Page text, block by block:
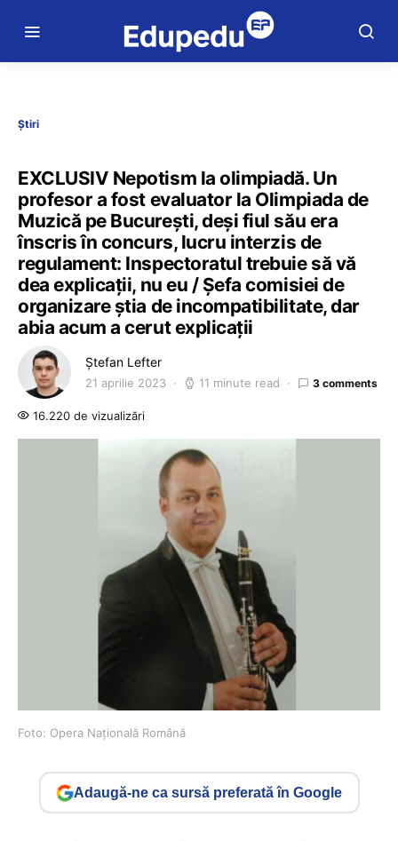
Știri
EXCLUSIV Nepotism la olimpiadă. Un
profesor a fost evaluator la Olimpiada de
Muzică pe București, deși fiul său era
înscris în concurs, lucru interzis de
regulament: Inspectoratul trebuie să vă
dea explicații, nu eu / Șefa comisiei de
organizare știa de incompatibilitate, dar
abia acum a cerut explicații
Ștefan Lefter
21 aprilie 2023 11 minute read 3 comments
16.220 de vizualizări
Foto: Opera Națională Română
Adaugă-ne ca sursă preferată în Google